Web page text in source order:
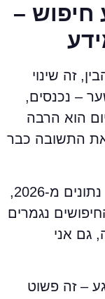
–
זה שינוי
– נכנסים,
הוא הרבה
התשובה כבר
המשמעות של זה גדולה מאוד. לפי נתונים מ-2026,
יותר מ-60% מהחיפושים נגמרים
אני
– זה פשוט